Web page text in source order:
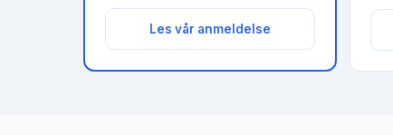
Les vår anmeldelse